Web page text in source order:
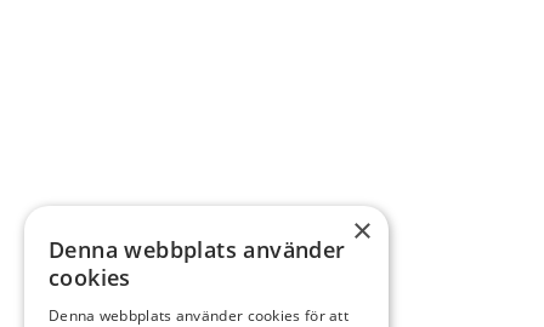
×
Denna webbplats använder
cookies
Denna webbplats använder cookies för att